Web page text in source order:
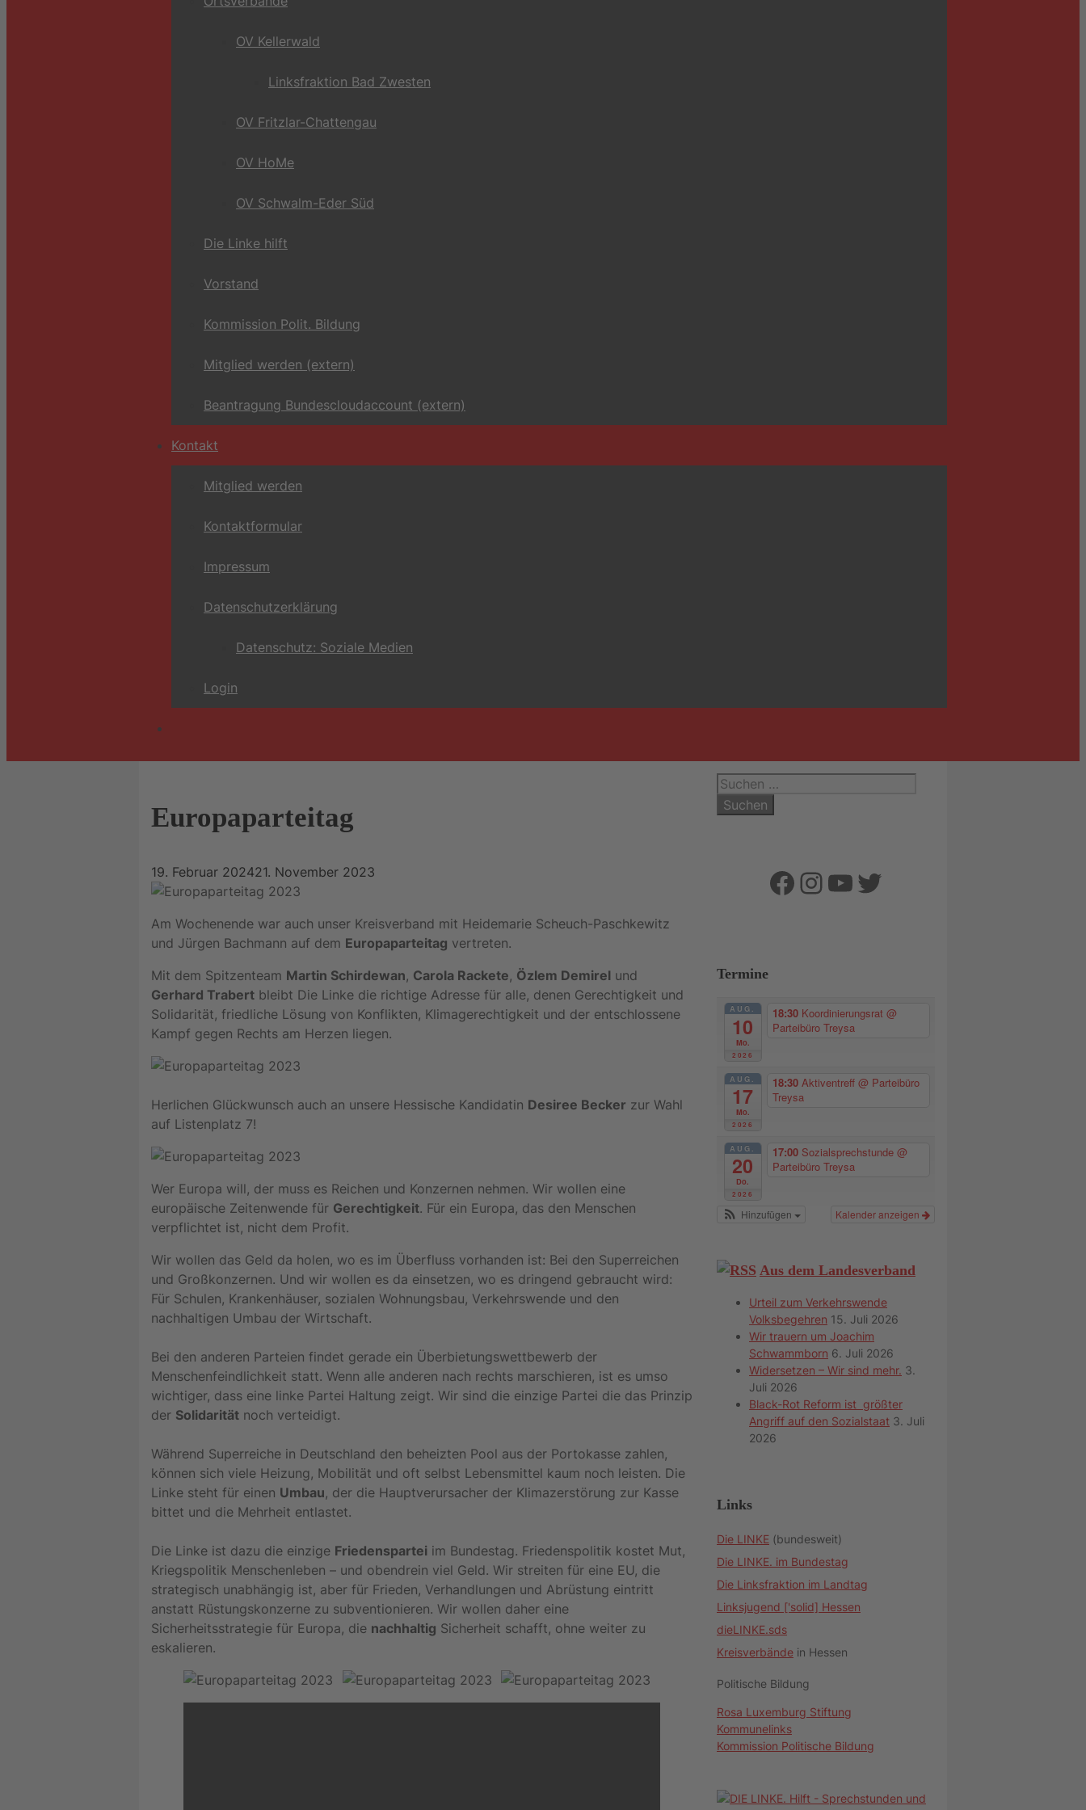
OV Kellerwald
Linksfraktion Bad Zwesten
OV Fritzlar-Chattengau
OV HoMe
OV Schwalm-Eder Süd
Die Linke hilft
Vorstand
Kommission Polit. Bildung
Mitglied werden (extern)
Beantragung Bundescloudaccount (extern)
Kontakt
Mitglied werden
Kontaktformular
Impressum
Datenschutzerklärung
Datenschutz: Soziale Medien
Login
Europaparteitag
19. Februar 202421. November 2023
Am Wochenende war auch unser Kreisverband mit Heidemarie Scheuch-Paschkewitz
und Jürgen Bachmann auf dem Europaparteitag vertreten.
Mit dem Spitzenteam Martin Schirdewan, Carola Rackete, Özlem Demirel und
Gerhard Trabert bleibt Die Linke die richtige Adresse für alle, denen Gerechtigkeit und
Solidarität, friedliche Lösung von Konflikten, Klimagerechtigkeit und der entschlossene
Kampf gegen Rechts am Herzen liegen.
Herlichen Glückwunsch auch an unsere Hessische Kandidatin Desiree Becker zur Wahl
auf Listenplatz 7!
Wer Europa will, der muss es Reichen und Konzernen nehmen. Wir wollen eine
europäische Zeitenwende für Gerechtigkeit. Für ein Europa, das den Menschen
verpflichtet ist, nicht dem Profit.
Wir wollen das Geld da holen, wo es im Überfluss vorhanden ist: Bei den Superreichen
und Großkonzernen. Und wir wollen es da einsetzen, wo es dringend gebraucht wird:
Für Schulen, Krankenhäuser, sozialen Wohnungsbau, Verkehrswende und den
nachhaltigen Umbau der Wirtschaft.
Bei den anderen Parteien findet gerade ein Überbietungswettbewerb der
Menschenfeindlichkeit statt. Wenn alle anderen nach rechts marschieren, ist es umso
wichtiger, dass eine linke Partei Haltung zeigt. Wir sind die einzige Partei die das Prinzip
der Solidarität noch verteidigt.
Während Superreiche in Deutschland den beheizten Pool aus der Portokasse zahlen,
können sich viele Heizung, Mobilität und oft selbst Lebensmittel kaum noch leisten. Die
Linke steht für einen Umbau, der die Hauptverursacher der Klimazerstörung zur Kasse
bittet und die Mehrheit entlastet.
Die Linke ist dazu die einzige Friedenspartei im Bundestag. Friedenspolitik kostet Mut,
Kriegspolitik Menschenleben – und obendrein viel Geld. Wir streiten für eine EU, die
strategisch unabhängig ist, aber für Frieden, Verhandlungen und Abrüstung eintritt
anstatt Rüstungskonzerne zu subventionieren. Wir wollen daher eine
Sicherheitsstrategie für Europa, die nachhaltig Sicherheit schafft, ohne weiter zu
eskalieren.
Suchen
nach:
Facebook
Instagram
YouTube
Twitter
Termine
AUG.
10
Mo.
2026
18:30 Koordinierungsrat @
Parteibüro Treysa
AUG.
17
Mo.
2026
18:30 Aktiventreff @ Parteibüro
Treysa
AUG.
20
Do.
2026
17:00 Sozialsprechstunde @
Parteibüro Treysa
Kalender anzeigen
Hinzufügen
Aus dem Landesverband
Urteil zum Verkehrswende
Volksbegehren 15. Juli 2026
Wir trauern um Joachim
Schwammborn 6. Juli 2026
Widersetzen – Wir sind mehr. 3.
Juli 2026
Black-Rot Reform ist größter
Angriff auf den Sozialstaat 3. Juli
2026
Links
Die LINKE (bundesweit)
Die LINKE. im Bundestag
Die Linksfraktion im Landtag
Linksjugend ['solid] Hessen
dieLINKE.sds
Kreisverbände in Hessen
Politische Bildung
Rosa Luxemburg Stiftung
Kommunelinks
Kommission Politische Bildung